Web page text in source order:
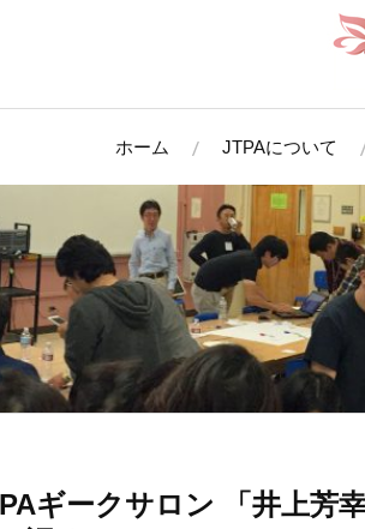
ホーム JTPAについて
ギークサロン 「井上芳